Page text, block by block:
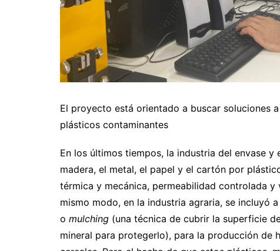
El proyecto está orientado a buscar soluciones
plásticos contaminantes
En los últimos tiempos, la industria del envase y
madera, el metal, el papel y el cartón por
térmica y mecánica, permeabilidad controlada
mismo modo, en la industria agraria, se incluyó
o mulching (una técnica de cubrir la superficie
mineral para protegerlo), para la producción